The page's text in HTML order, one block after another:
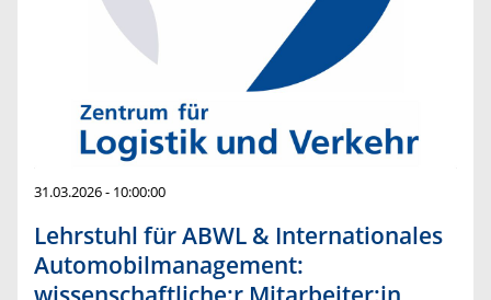
31.03.2026 - 10:00:00
Lehrstuhl für ABWL & Internationales
Automobilmanagement: